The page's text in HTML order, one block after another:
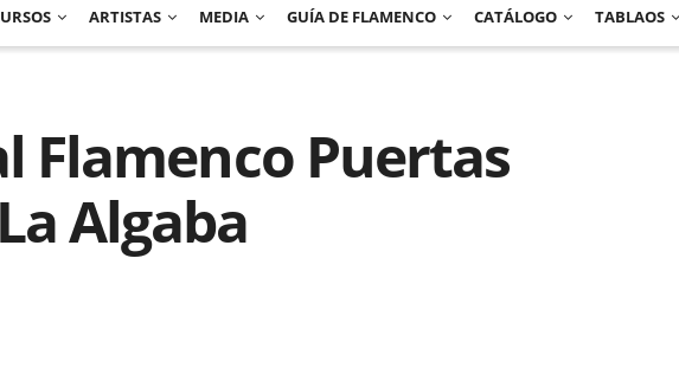
ARTISTAS MEDIA GUÍA DE FLAMENCO CATÁLOGO TABLAOS
Flamenco Puertas
Algaba